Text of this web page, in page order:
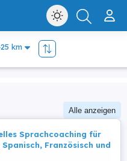
Alle anzeigen
Sprachcoaching für
Spanisch, Französisch und